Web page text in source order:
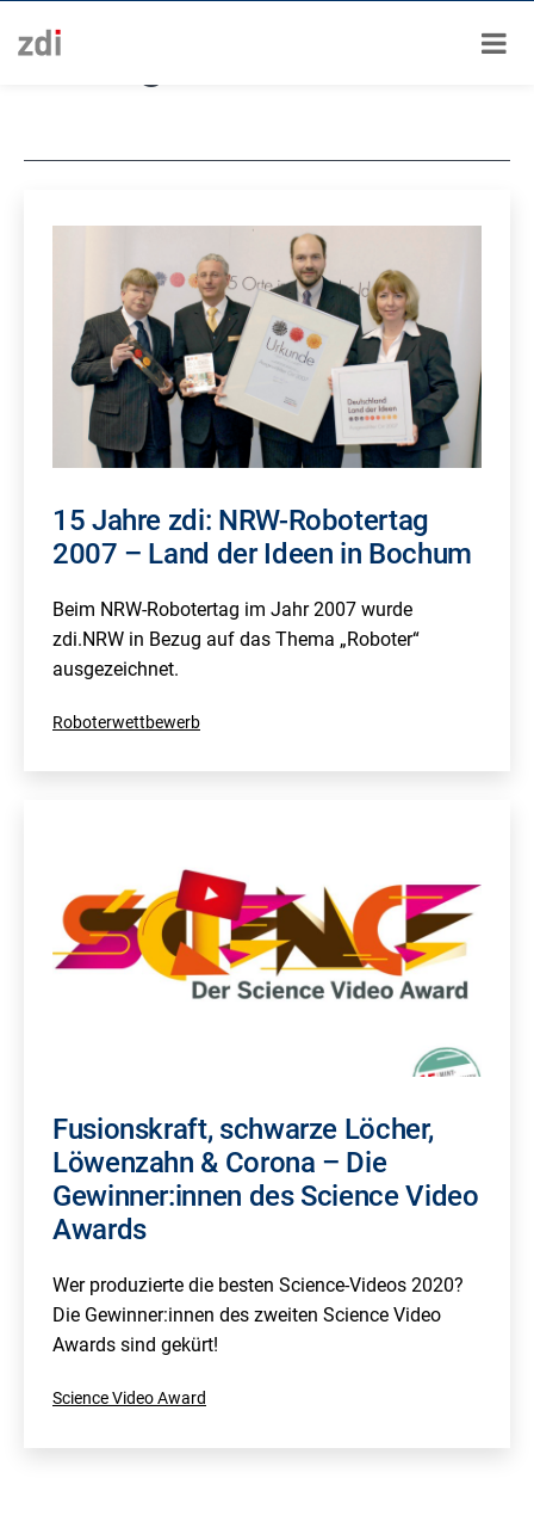
InhaltSchlagwort:
15 Jahre zdi: NRW-Robotertag
2007 – Land der Ideen in Bochum
Beim NRW-Robotertag im Jahr 2007 wurde
zdi.NRW in Bezug auf das Thema „Roboter“
ausgezeichnet.
Kategorisiert
Roboterwettbewerb
Fusionskraft, schwarze Löcher,
Löwenzahn & Corona – Die
Gewinner:innen des Science Video
Awards
Wer produzierte die besten Science-Videos 2020?
Die Gewinner:innen des zweiten Science Video
Awards sind gekürt!
Kategorisiert
Science Video Award